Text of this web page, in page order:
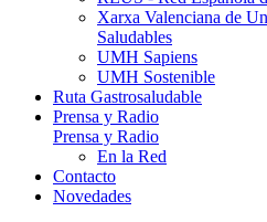
Xarxa Valenciana de
Saludables
UMH Sapiens
UMH Sostenible
Ruta Gastrosaludable
Prensa y Radio
Prensa y Radio
En la Red
Contacto
Novedades